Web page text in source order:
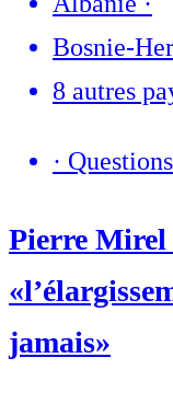
Bosnie-
8 autres
·
Pierre Mirel
jamais»